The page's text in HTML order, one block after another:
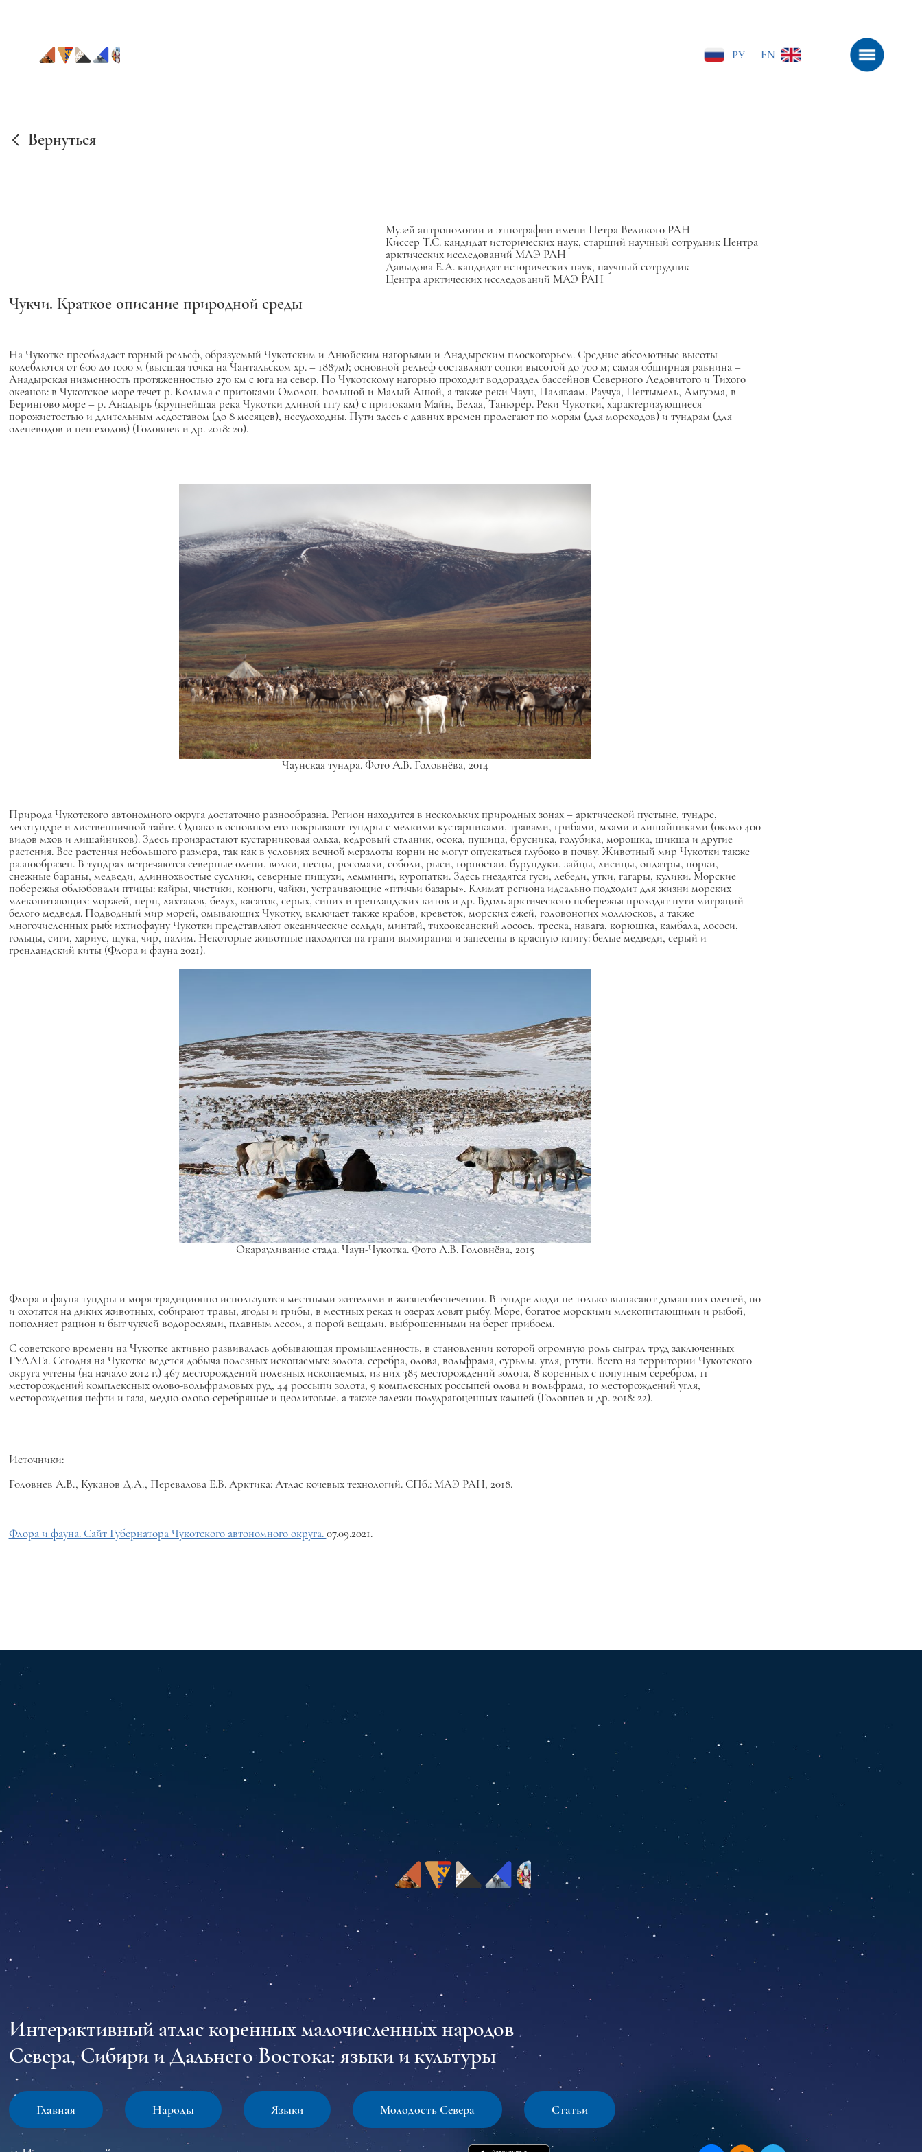
РУ EN
Вернуться
Музей антропологии и этнографии имени Петра Великого РАН
Киссер Т.С. кандидат исторических наук, старший научный сотрудник Центра
арктических исследований МАЭ РАН
Давыдова Е.А. кандидат исторических наук, научный сотрудник
Центра арктических исследований МАЭ РАН
Чукчи. Краткое описание природной среды
На Чукотке преобладает горный рельеф, образуемый Чукотским и Анюйским нагорьями и Анадырским плоскогорьем. Средние абсолютные высоты
колеблются от 600 до 1000 м (высшая точка на Чантальском хр. – 1887м); основной рельеф составляют сопки высотой до 700 м; самая обширная равнина –
Анадырская низменность протяженностью 270 км с юга на север. По Чукотскому нагорью проходит водораздел бассейнов Северного Ледовитого и Тихого
океанов: в Чукотское море течет р. Колыма с притоками Омолон, Большой и Малый Анюй, а также реки Чаун, Паляваам, Раучуа, Пегтымель, Амгуэма, в
Берингово море – р. Анадырь (крупнейшая река Чукотки длиной 1117 км) с притоками Майн, Белая, Танюрер. Реки Чукотки, характеризующиеся
порожистостью и длительным ледоставом (до 8 месяцев), несудоходны. Пути здесь с давних времен пролегают по морям (для мореходов) и тундрам (для
оленеводов и пешеходов) (Головнев и др. 2018: 20).
Чаунская тундра. Фото А.В. Головнёва, 2014
Природа Чукотского автономного округа достаточно разнообразна. Регион находится в нескольких природных зонах – арктической пустыне, тундре,
лесотундре и лиственничной тайге. Однако в основном его покрывают тундры с мелкими кустарниками, травами, грибами, мхами и лишайниками (около 400
видов мхов и лишайников). Здесь произрастают кустарниковая ольха, кедровый стланик, осока, пушица, брусника, голубика, морошка, шикша и другие
растения. Все растения небольшого размера, так как в условиях вечной мерзлоты корни не могут опускаться глубоко в почву. Животный мир Чукотки также
разнообразен. В тундрах встречаются северные олени, волки, песцы, росомахи, соболи, рыси, горностаи, бурундуки, зайцы, лисицы, ондатры, норки,
снежные бараны, медведи, длиннохвостые суслики, северные пищухи, лемминги, куропатки. Здесь гнездятся гуси, лебеди, утки, гагары, кулики. Морские
побережья облюбовали птицы: кайры, чистики, конюги, чайки, устраивающие «птичьи базары». Климат региона идеально подходит для жизни морских
млекопитающих: моржей, нерп, лахтаков, белух, касаток, серых, синих и гренландских китов и др. Вдоль арктического побережья проходят пути миграций
белого медведя. Подводный мир морей, омывающих Чукотку, включает также крабов, креветок, морских ежей, головоногих моллюсков, а также
многочисленных рыб: ихтиофауну Чукотки представляют океанические сельди, минтай, тихоокеанский лосось, треска, навага, корюшка, камбала, лососи,
гольцы, сиги, хариус, щука, чир, налим. Некоторые животные находятся на грани вымирания и занесены в красную книгу: белые медведи, серый и
гренландский киты (Флора и фауна 2021).
Окарауливание стада. Чаун-Чукотка. Фото А.В. Головнёва, 2015
Флора и фауна тундры и моря традиционно используются местными жителями в жизнеобеспечении. В тундре люди не только выпасают домашних оленей, но
и охотятся на диких животных, собирают травы, ягоды и грибы, в местных реках и озерах ловят рыбу. Море, богатое морскими млекопитающими и рыбой,
пополняет рацион и быт чукчей водорослями, плавным лесом, а порой вещами, выброшенными на берег прибоем.
С советского времени на Чукотке активно развивалась добывающая промышленность, в становлении которой огромную роль сыграл труд заключенных
ГУЛАГа. Сегодня на Чукотке ведется добыча полезных ископаемых: золота, серебра, олова, вольфрама, сурьмы, угля, ртути. Всего на территории Чукотского
округа учтены (на начало 2012 г.) 467 месторождений полезных ископаемых, из них 385 месторождений золота, 8 коренных с попутным серебром, 11
месторождений комплексных олово-вольфрамовых руд, 44 россыпи золота, 9 комплексных россыпей олова и вольфрама, 10 месторождений угля,
месторождения нефти и газа, медно-олово-серебряные и цеолитовые, а также залежи полудрагоценных камней (Головнев и др. 2018: 22).
Источники:
Головнев А.В., Куканов Д.А., Перевалова Е.В. Арктика: Атлас кочевых технологий. СПб.: МАЭ РАН, 2018.
Флора и фауна. Сайт Губернатора Чукотского автономного округа.07.09.2021.
Интерактивный атлас коренных малочисленных народов
Севера, Сибири и Дальнего Востока: языки и культуры
Главная Народы Языки Молодость Севера Статьи